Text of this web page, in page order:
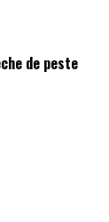
de peste